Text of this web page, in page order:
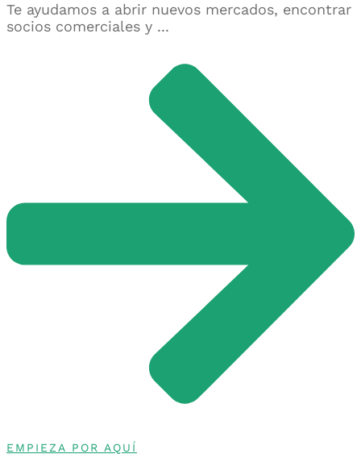
Te ayudamos a abrir nuevos mercados, encontrar
socios comerciales y ...
EMPIEZA POR AQUÍ